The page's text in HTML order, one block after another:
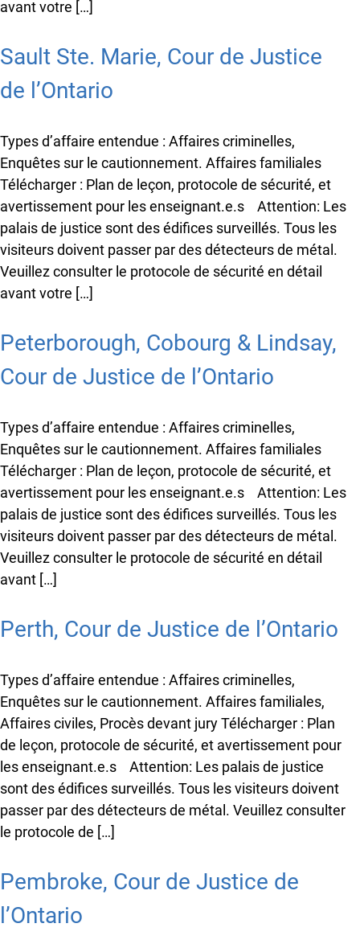
avant votre […]
Sault Ste. Marie, Cour de Justice
de l’Ontario
Types d’affaire entendue : Affaires criminelles,
Enquêtes sur le cautionnement. Affaires familiales
Télécharger : Plan de leçon, protocole de sécurité, et
avertissement pour les enseignant.e.s Attention: Les
palais de justice sont des édifices surveillés. Tous les
visiteurs doivent passer par des détecteurs de métal.
Veuillez consulter le protocole de sécurité en détail
avant votre […]
Peterborough, Cobourg & Lindsay,
Cour de Justice de l’Ontario
Types d’affaire entendue : Affaires criminelles,
Enquêtes sur le cautionnement. Affaires familiales
Télécharger : Plan de leçon, protocole de sécurité, et
avertissement pour les enseignant.e.s Attention: Les
palais de justice sont des édifices surveillés. Tous les
visiteurs doivent passer par des détecteurs de métal.
Veuillez consulter le protocole de sécurité en détail
avant […]
Perth, Cour de Justice de l’Ontario
Types d’affaire entendue : Affaires criminelles,
Enquêtes sur le cautionnement. Affaires familiales,
Affaires civiles, Procès devant jury Télécharger : Plan
de leçon, protocole de sécurité, et avertissement pour
les enseignant.e.s Attention: Les palais de justice
sont des édifices surveillés. Tous les visiteurs doivent
passer par des détecteurs de métal. Veuillez consulter
le protocole de […]
Pembroke, Cour de Justice de
l’OntarioBonne nouvelle !